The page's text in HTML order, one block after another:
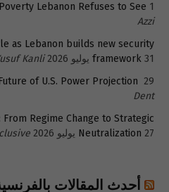
Lebanon Refuses to See 1 أغسطس 2026
Azzi
as Lebanon builds new security
framework 31 يوليو 2026
Kanli
of U.S. Power Projection 29 يوليو 2026
Dent
Regime Change to Strategic
Neutralization 27 يوليو 2026
أحدث المقالات